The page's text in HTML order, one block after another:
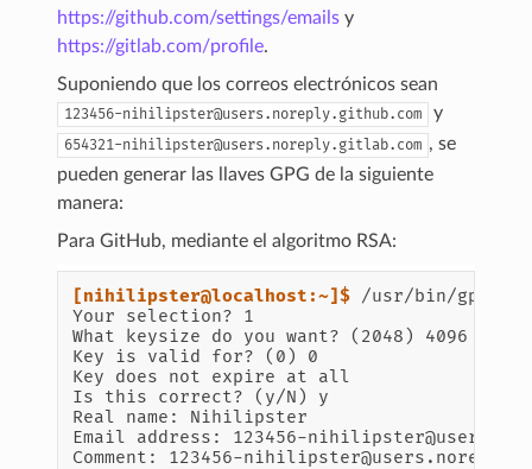
https://github.com/settings/emails y
https://gitlab.com/profile.
Suponiendo que los correos electrónicos sean
123456-nihilipster@users.noreply.github.com y
654321-nihilipster@users.noreply.gitlab.com , se
pueden generar las llaves GPG de la siguiente
manera:
Para GitHub, mediante el algoritmo RSA:
[nihilipster@localhost:~]$ /usr/bin/gpg2
Your selection? 1
What keysize do you want? (2048) 4096
Key is valid for? (0) 0
Key does not expire at all
Is this correct? (y/N) y
Real name: Nihilipster
Email address: 123456-
Comment: 123456-